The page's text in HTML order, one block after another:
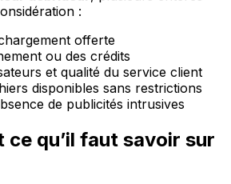
:
offerte
ou des crédits
et qualité du service client
disponibles sans restrictions
de publicités intrusives
ce qu’il faut savoir sur